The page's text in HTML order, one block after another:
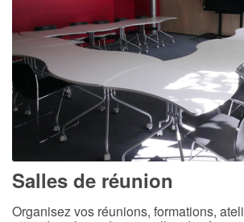
Salles de réunion
Organisez vos réunions, formations,